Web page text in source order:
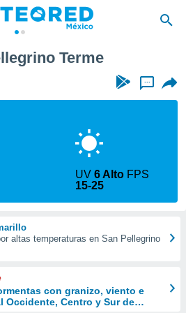
Terme
...
UV6 Alto FPS
15-25
altas temperaturas en San Pellegrino
con granizo, viento e
Occidente, Centro y Sur de